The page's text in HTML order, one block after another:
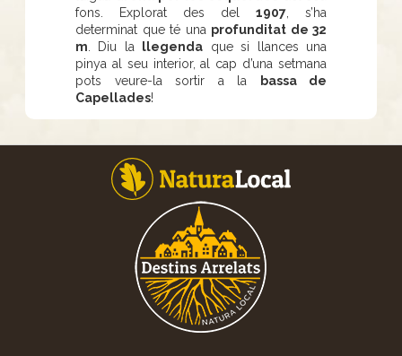
fons. Explorat des del 1907 , s’ha
determinat que té una profunditat de 32
m . Diu la llegenda que si llances una
pinya al seu interior, al cap d’una setmana
pots veure-la sortir a la
bassa de
Capellades!